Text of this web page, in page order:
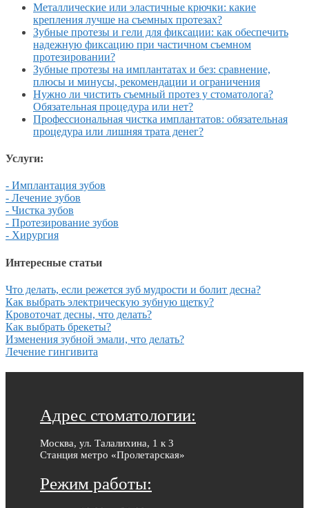
Металлические или эластичные крючки: какие
крепления лучше на съемных протезах?
Зубные протезы и гели для фиксации: как обеспечить
надежную фиксацию при частичном съемном
протезировании?
Зубные протезы на имплантатах и без: сравнение,
плюсы и минусы, рекомендации и ограничения
Нужно ли чистить съемный протез у стоматолога?
Обязательная процедура или нет?
Профессиональная чистка имплантатов: обязательная
процедура или лишняя трата денег?
Услуги:
- Имплантация зубов
- Лечение зубов
- Чистка зубов
- Протезирование зубов
- Хирургия
Интересные статьи
Что делать, если режется зуб мудрости и болит десна?
Как выбрать электрическую зубную щетку?
Кровоточат десны, что делать?
Как выбрать брекеты?
Изменения зубной эмали, что делать?
Лечение гингивита
Адрес стоматологии:
Москва, ул. Талалихина, 1 к 3
Станция метро «Пролетарская»
Режим работы: